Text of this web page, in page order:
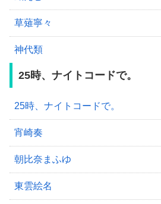
草薙寧々
神代類
25時、ナイトコードで。
25時、ナイトコードで。
宵崎奏
朝比奈まふゆ
東雲絵名